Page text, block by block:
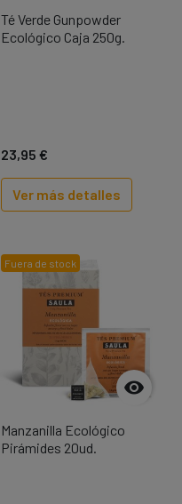
Té Verde Gunpowder
Ecológico Caja 250g.
23,95 €
Ver más detalles
Fuera de stock

Manzanilla Ecológico
Pirámides 20ud.